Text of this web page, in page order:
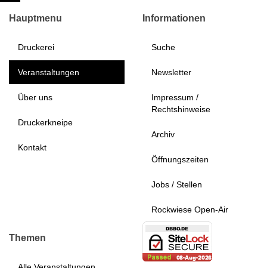
Hauptmenu
Druckerei
Veranstaltungen
Über uns
Druckerkneipe
Kontakt
Informationen
Suche
Newsletter
Impressum /
Rechtshinweise
Archiv
Öffnungszeiten
Jobs / Stellen
Rockwiese Open-Air
Themen